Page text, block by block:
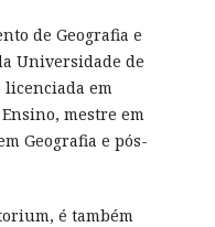
de Geografia e
Universidade de
licenciada em
mestre em
Geografia e pós-
é também